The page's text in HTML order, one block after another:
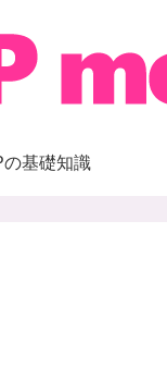
の基礎知識